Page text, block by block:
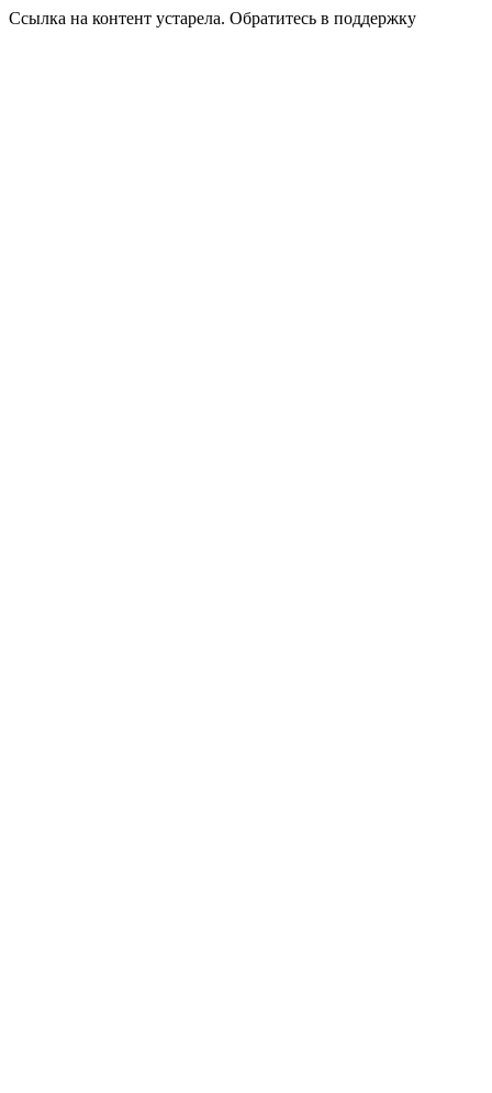
Ссылка на контент устарела. Обратитесь в поддержку